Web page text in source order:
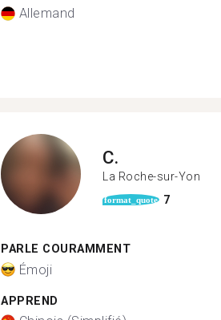
Allemand
C.
La Roche-sur-Yon
format_quote 7
PARLE COURAMMENT
Émoji
APPREND